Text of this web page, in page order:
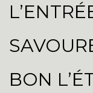
BON